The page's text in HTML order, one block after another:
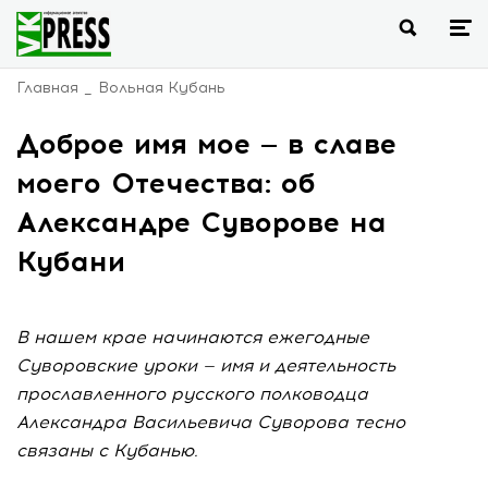
Главная Вольная Кубань
Доброе имя мое — в славе
моего Отечества: об
Александре Суворове на
Кубани
В нашем крае начинаются ежегодные
Суворовские уроки — имя и деятельность
прославленного русского полководца
Александра Васильевича Суворова тесно
связаны с Кубанью.